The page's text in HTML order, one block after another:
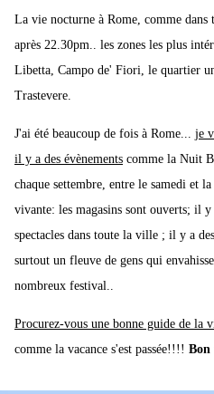
La vie nocturne à Rome, comme
après 22.30pm.. les zones les plus
Libetta, Campo de' Fiori, le quartier
Trastevere.
J'ai été beaucoup de fois à Rome... je
il y a des évènements comme la Nuit
chaque settembre, entre le samedi et
vivante: les magasins sont ouverts; il y
spectacles dans toute la ville ; il y a
surtout un fleuve de gens qui
nombreux festival..
Procurez-vous une bonne guide de la
comme la vacance s'est passée!!!! Bon